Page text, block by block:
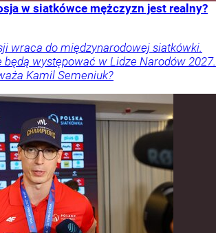
w siatkówce mężczyzn jest realny?
wraca do międzynarodowej siatkówki.
będą występować w Lidze Narodów 2027.
Kamil Semeniuk?